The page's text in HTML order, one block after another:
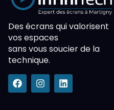
Des écrans qui valorisent
vos espaces
sans vous soucier de la
technique.